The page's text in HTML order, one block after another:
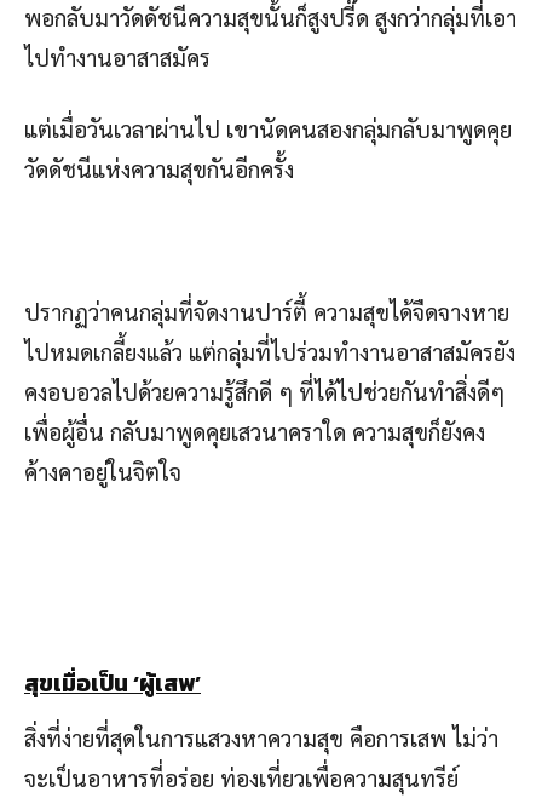
พอกลับมาวัดดัชนีความสุขนั้นก็สูงปรี๊ด สูงกว่ากลุ่มที่เอา
ไปทำงานอาสาสมัคร
แต่เมื่อวันเวลาผ่านไป เขานัดคนสองกลุ่มกลับมาพูดคุย
วัดดัชนีแห่งความสุขกันอีกครั้ง
ปรากฏว่าคนกลุ่มที่จัดงานปาร์ตี้ ความสุขได้จืดจางหาย
ไปหมดเกลี้ยงแล้ว แต่กลุ่มที่ไปร่วมทำงานอาสาสมัครยัง
คงอบอวลไปด้วยความรู้สึกดี ๆ ที่ได้ไปช่วยกันทำสิ่งดีๆ
เพื่อผู้อื่น กลับมาพูดคุยเสวนาคราใด ความสุขก็ยังคง
ค้างคาอยู่ในจิตใจ
สุขเมื่อเป็น‘ผู้เสพ’
สิ่งที่ง่ายที่สุดในการแสวงหาความสุข คือการเสพ ไม่ว่า
จะเป็นอาหารที่อร่อย ท่องเที่ยวเพื่อความสุนทรีย์